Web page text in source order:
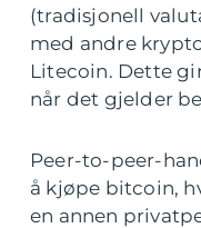
(tradisjonell
med andre
Litecoin. Dette
når det gjelder
Peer-to-peer-
å kjøpe bitcoin,
en annen